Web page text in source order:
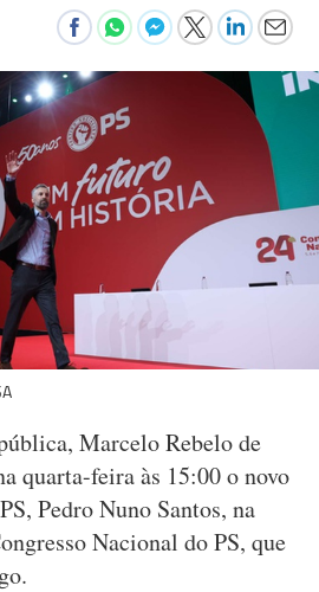
Marcelo Rebelo de
quarta-feira às 15:00 o novo
Pedro Nuno Santos, na
Nacional do PS, que